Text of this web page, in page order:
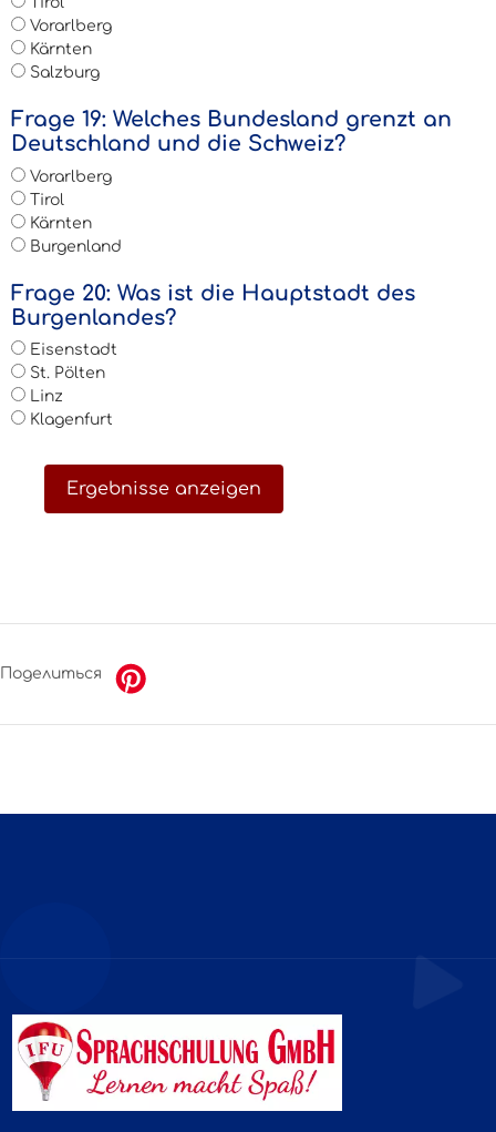
Vorarlberg
Kärnten
Salzburg
Frage 19: Welches Bundesland grenzt an
Deutschland und die Schweiz?
Vorarlberg
Tirol
Kärnten
Burgenland
Frage 20: Was ist die Hauptstadt des
Burgenlandes?
Eisenstadt
St. Pölten
Linz
Klagenfurt
Ergebnisse anzeigen
Поделиться